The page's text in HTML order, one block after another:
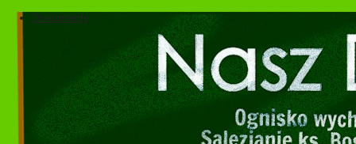
Dokumenty